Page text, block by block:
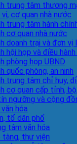
trung tâm thương
cơ quan nhà nước
trung tâm hành
cơ quan nhà nước
doanh trại và đơn
hội họp và điều
phòng họp UBND
quốc phòng, an ninh
trung tâm chỉ huy,
cơ quan cấp tỉnh,
ngưỡng và cộng
hóa
tổ dân phố
tâm văn hóa
tàng, thư viện